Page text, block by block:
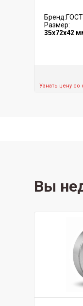
Бренд:ГОСТ
Размер:
35x72x42
Узнать цену
Вы